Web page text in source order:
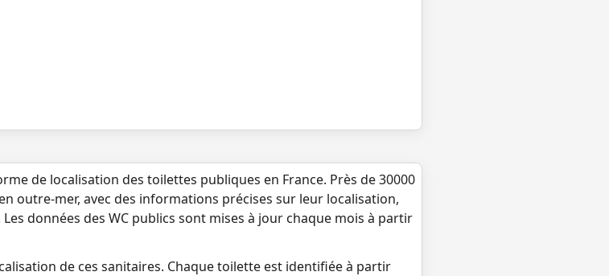
de localisation des toilettes publiques en France. Près de 30000
outre-mer, avec des informations précises sur leur localisation,
données des WC publics sont mises à jour chaque mois à partir
de ces sanitaires. Chaque toilette est identifiée à partir